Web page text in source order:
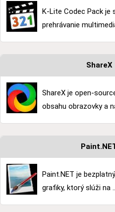
K-Lite Codec Pack je
prehrávanie
ShareX
ShareX je open-
obsahu obrazovky a
Paint.NET je
grafiky, ktorý slúži na